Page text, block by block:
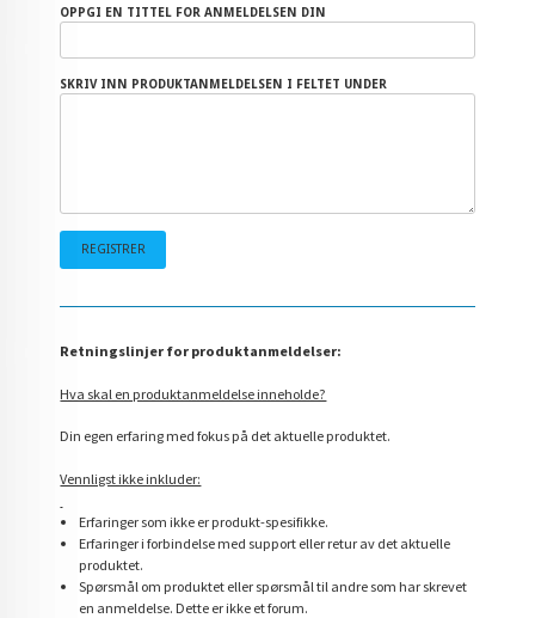
OPPGI EN TITTEL FOR ANMELDELSEN DIN
SKRIV INN PRODUKTANMELDELSEN I FELTET UNDER
Retningslinjer for produktanmeldelser:
Hva skal en produktanmeldelse inneholde?
Din egen erfaring med fokus på det aktuelle produktet.
Vennligst ikke inkluder:
Erfaringer som ikke er produkt-spesifikke.
Erfaringer i forbindelse med support eller retur av det aktuelle
produktet.
Spørsmål om produktet eller spørsmål til andre som har skrevet
en anmeldelse. Dette er ikke et forum.